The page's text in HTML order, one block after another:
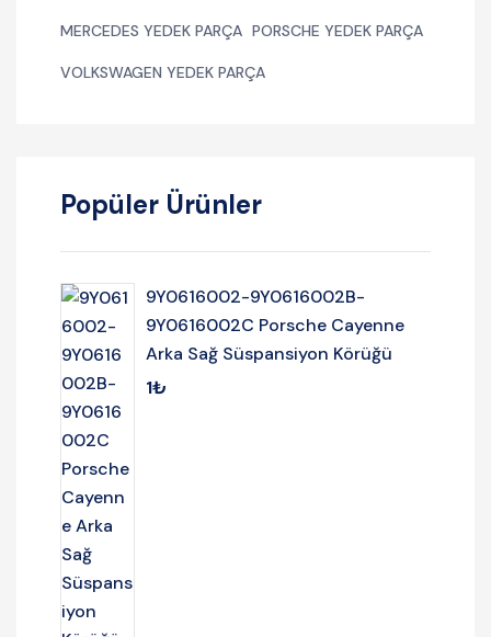
MERCEDES YEDEK PARÇA PORSCHE YEDEK PARÇA
VOLKSWAGEN YEDEK PARÇA
Popüler Ürünler
9Y0616002-9Y0616002B-
9Y0616002C Porsche Cayenne
Arka Sağ Süspansiyon Körüğü
1₺